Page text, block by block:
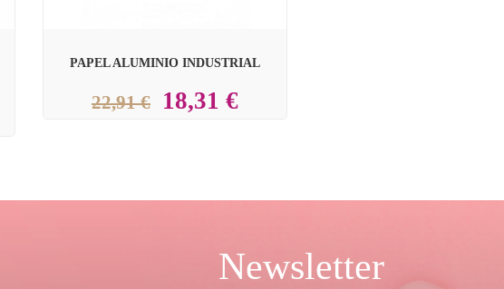
PAPEL ALUMINIO INDUSTRIAL
22,91 € 18,31 €
Newsletter